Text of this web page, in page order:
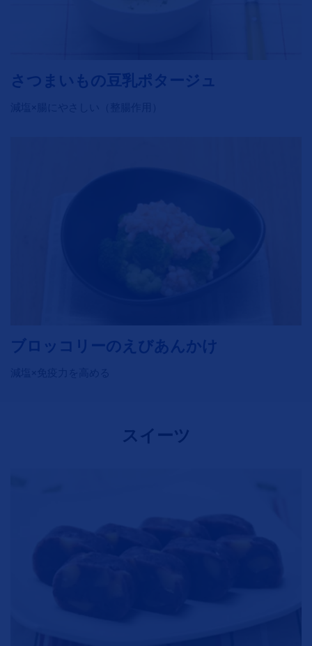
さつまいもの豆乳ポタージュ
ブロッコリーのえびあんかけ
スイーツ